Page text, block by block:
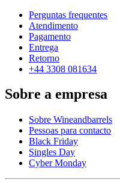
Perguntas frequentes
Atendimento
Pagamento
Entrega
Retorno
+44 3308 081634
Sobre a empresa
Sobre Wineandbarrels
Pessoas para contacto
Black Friday
Singles Day
Cyber Monday